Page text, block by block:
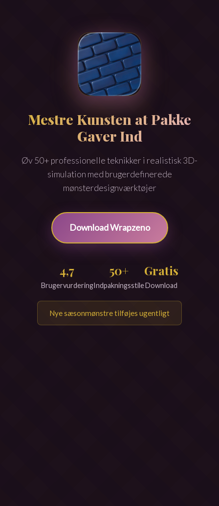
Mestre Kunsten at Pakke
Gaver Ind
Øv 50+ professionelle teknikker i realistisk 3D-
simulation med brugerdefinerede
mønsterdesignværktøjer
Download Wrapzeno
4,7
Brugervurdering
50+
Indpakningsstile
Gratis
Download
Nye sæsonmønstre tilføjes ugentligt